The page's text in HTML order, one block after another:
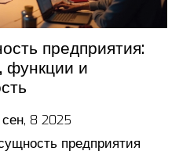
предприятия:
функции и
сен, 8 2025
предприятия